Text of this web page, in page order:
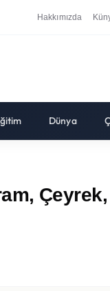
Hakkımızda
Dünya